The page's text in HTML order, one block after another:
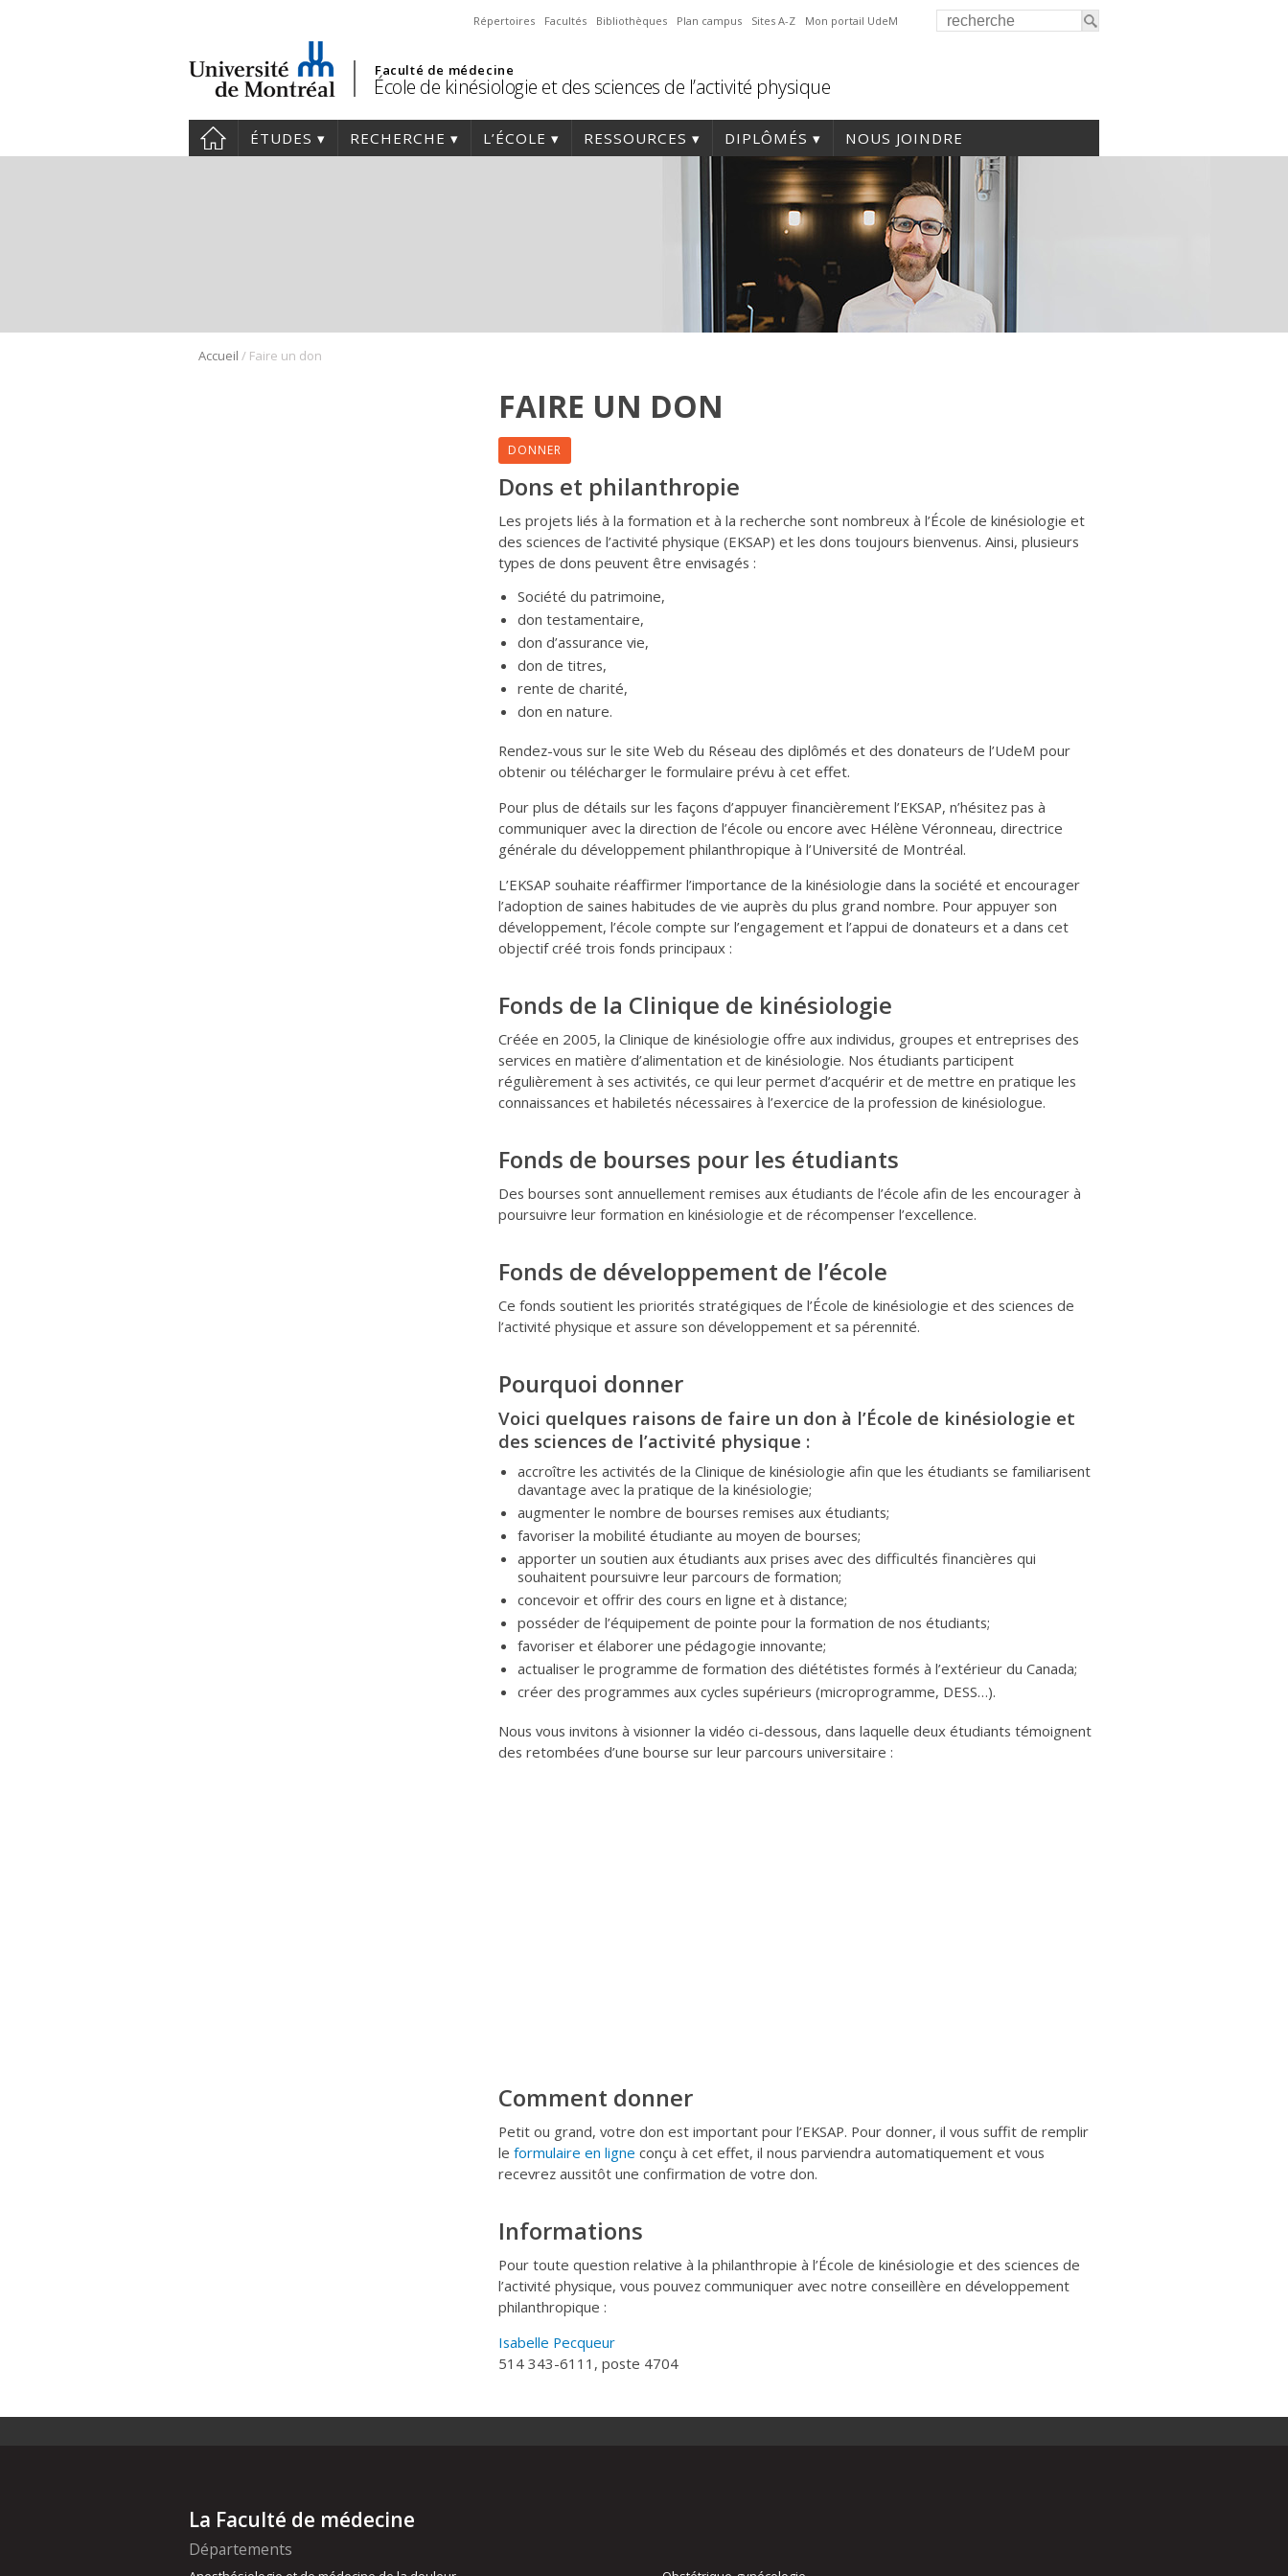
Répertoires Facultés Bibliothèques Plan campus Sites A-Z Mon portail UdeM
Faculté de médecine
École de kinésiologie et des sciences de l’activité physique
ÉTUDES RECHERCHE L’ÉCOLE RESSOURCES DIPLÔMÉS NOUS JOINDRE
Accueil / Faire un don
FAIRE UN DON
DONNER
Dons et philanthropie
Les projets liés à la formation et à la recherche sont nombreux à l’École de kinésiologie et
des sciences de l’activité physique (EKSAP) et les dons toujours bienvenus. Ainsi, plusieurs
types de dons peuvent être envisagés :
Société du patrimoine,
don testamentaire,
don d’assurance vie,
don de titres,
rente de charité,
don en nature.
Rendez-vous sur le site Web du Réseau des diplômés et des donateurs de l’UdeM pour
obtenir ou télécharger le formulaire prévu à cet effet.
Pour plus de détails sur les façons d’appuyer financièrement l’EKSAP, n’hésitez pas à
communiquer avec la direction de l’école ou encore avec Hélène Véronneau, directrice
générale du développement philanthropique à l’Université de Montréal.
L’EKSAP souhaite réaffirmer l’importance de la kinésiologie dans la société et encourager
l’adoption de saines habitudes de vie auprès du plus grand nombre. Pour appuyer son
développement, l’école compte sur l’engagement et l’appui de donateurs et a dans cet
objectif créé trois fonds principaux :
Fonds de la Clinique de kinésiologie
Créée en 2005, la Clinique de kinésiologie offre aux individus, groupes et entreprises des
services en matière d’alimentation et de kinésiologie. Nos étudiants participent
régulièrement à ses activités, ce qui leur permet d’acquérir et de mettre en pratique les
connaissances et habiletés nécessaires à l’exercice de la profession de kinésiologue.
Fonds de bourses pour les étudiants
Des bourses sont annuellement remises aux étudiants de l’école afin de les encourager à
poursuivre leur formation en kinésiologie et de récompenser l’excellence.
Fonds de développement de l’école
Ce fonds soutient les priorités stratégiques de l’École de kinésiologie et des sciences de
l’activité physique et assure son développement et sa pérennité.
Pourquoi donner
Voici quelques raisons de faire un don à l’École de kinésiologie et
des sciences de l’activité physique :
accroître les activités de la Clinique de kinésiologie afin que les étudiants se familiarisent
davantage avec la pratique de la kinésiologie;
augmenter le nombre de bourses remises aux étudiants;
favoriser la mobilité étudiante au moyen de bourses;
apporter un soutien aux étudiants aux prises avec des difficultés financières qui
souhaitent poursuivre leur parcours de formation;
concevoir et offrir des cours en ligne et à distance;
posséder de l’équipement de pointe pour la formation de nos étudiants;
favoriser et élaborer une pédagogie innovante;
actualiser le programme de formation des diététistes formés à l’extérieur du Canada;
créer des programmes aux cycles supérieurs (microprogramme, DESS…).
Nous vous invitons à visionner la vidéo ci-dessous, dans laquelle deux étudiants témoignent
des retombées d’une bourse sur leur parcours universitaire :
Comment donner
Petit ou grand, votre don est important pour l’EKSAP. Pour donner, il vous suffit de remplir
le formulaire en ligne conçu à cet effet, il nous parviendra automatiquement et vous
recevrez aussitôt une confirmation de votre don.
Informations
Pour toute question relative à la philanthropie à l’École de kinésiologie et des sciences de
l’activité physique, vous pouvez communiquer avec notre conseillère en développement
philanthropique :
Isabelle Pecqueur
514 343-6111, poste 4704
La Faculté de médecine
Départements